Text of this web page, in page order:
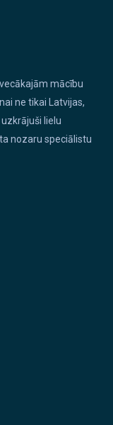
mācību
ne tikai Latvijas,
lielu
nozaru speciālistu